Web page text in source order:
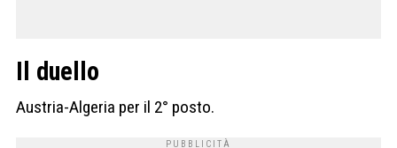
Il duello
Austria-Algeria per il 2° posto.